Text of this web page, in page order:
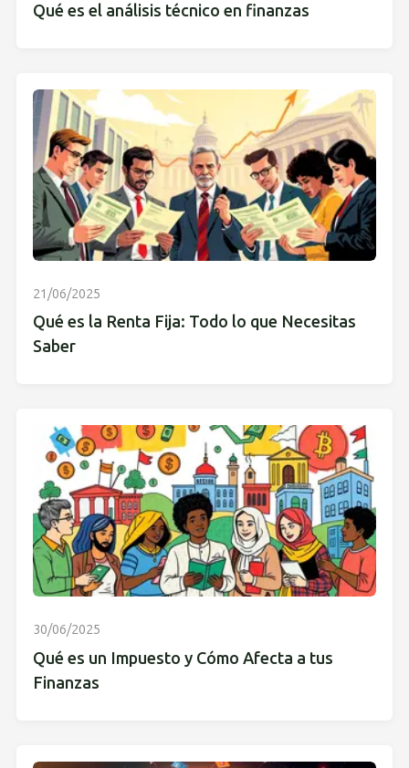
Qué es el análisis técnico en finanzas
21/06/2025
Qué es la Renta Fija: Todo lo que Necesitas
Saber
30/06/2025
Qué es un Impuesto y Cómo Afecta a tus
Finanzas